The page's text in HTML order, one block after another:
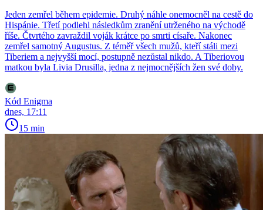
Jeden zemřel během epidemie. Druhý náhle onemocněl na cestě do
Hispánie. Třetí podlehl následkům zranění utrženého na východě
říše. Čtvrtého zavraždil voják krátce po smrti císaře. Nakonec
zemřel samotný Augustus. Z téměř všech mužů, kteří stáli mezi
Tiberiem a nejvyšší mocí, postupně nezůstal nikdo. A Tiberiovou
matkou byla Livia Drusilla, jedna z nejmocnějších žen své doby.
Kód Enigma
dnes, 17:11
15 min